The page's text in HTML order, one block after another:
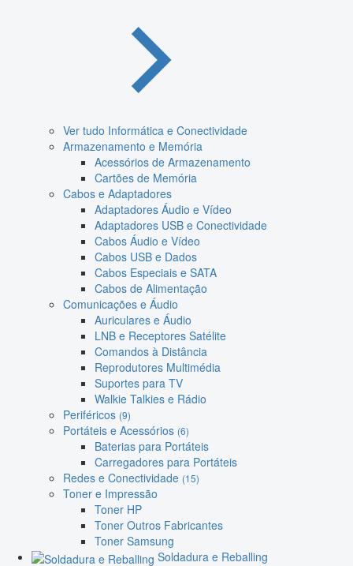
Ver tudo Informática e Conectividade
Armazenamento e Memória
Acessórios de Armazenamento
Cartões de Memória
Cabos e Adaptadores
Adaptadores Áudio e Vídeo
Adaptadores USB e Conectividade
Cabos Áudio e Vídeo
Cabos USB e Dados
Cabos Especiais e SATA
Cabos de Alimentação
Comunicações e Áudio
Auriculares e Áudio
LNB e Receptores Satélite
Comandos à Distância
Reprodutores Multimédia
Suportes para TV
Walkie Talkies e Rádio
Periféricos (9)
Portáteis e Acessórios (6)
Baterias para Portáteis
Carregadores para Portáteis
Redes e Conectividade (15)
Toner e Impressão
Toner HP
Toner Outros Fabricantes
Toner Samsung
Soldadura e Reballing